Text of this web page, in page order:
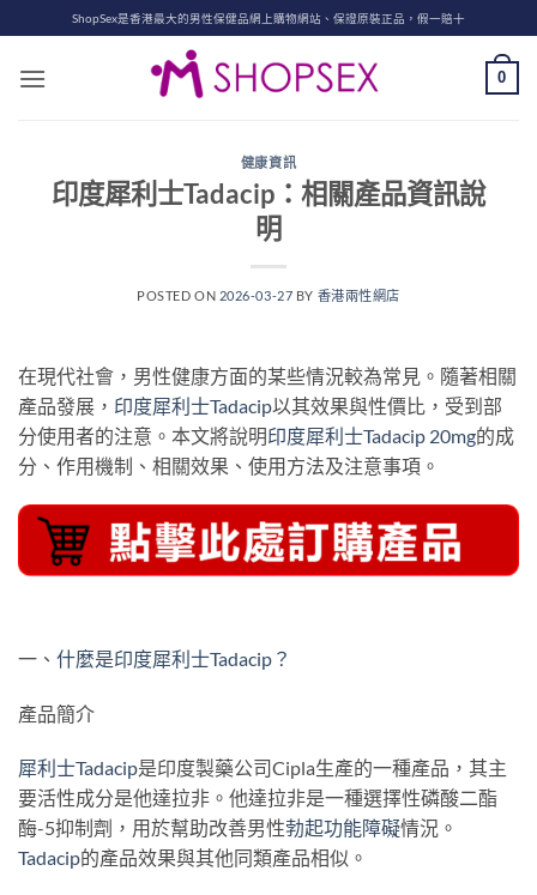
to
content
ShopSex是香港最大的男性保健品網上購物網站、保證原裝正品，假一賠十
0
健康資訊
印度犀利士Tadacip：相關產品資訊說
明
POSTED ON 2026-03-27 BY 香港兩性網店
在現代社會，男性健康方面的某些情況較為常見。隨著相關
產品發展， 印度犀利士Tadacip以其效果與性價比，受到部
分使用者的注意。本文將說明印度犀利士Tadacip 20mg的成
分、作用機制、相關效果、使用方法及注意事項。
一、 什麼是印度犀利士Tadacip？
產品簡介
犀利士Tadacip是印度製藥公司Cipla生產的一種產品，其主
要活性成分是他達拉非。他達拉非是一種選擇性磷酸二酯
酶-5抑制劑，用於幫助改善男性勃起功能障礙情況。
Tadacip的產品效果與其他同類產品相似。